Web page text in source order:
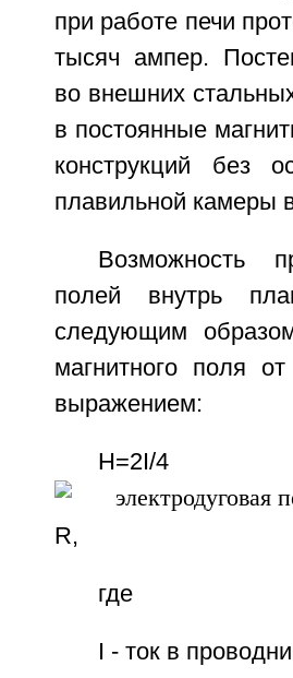
при работе печи
тысяч ампер.
во внешних
в постоянные
конструкций без
плавильной камеры
Возможность
полей внутрь
следующим
магнитного поля
выражением:
Н=2I/4
R,
где
I - ток в